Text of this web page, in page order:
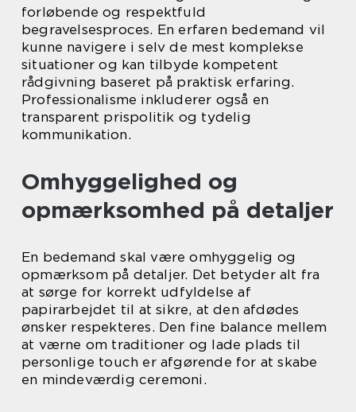
forløbende og respektfuld
begravelsesproces. En erfaren bedemand vil
kunne navigere i selv de mest komplekse
situationer og kan tilbyde kompetent
rådgivning baseret på praktisk erfaring.
Professionalisme inkluderer også en
transparent prispolitik og tydelig
kommunikation.
Omhyggelighed og
opmærksomhed på detaljer
En bedemand skal være omhyggelig og
opmærksom på detaljer. Det betyder alt fra
at sørge for korrekt udfyldelse af
papirarbejdet til at sikre, at den afdødes
ønsker respekteres. Den fine balance mellem
at værne om traditioner og lade plads til
personlige touch er afgørende for at skabe
en mindeværdig ceremoni.